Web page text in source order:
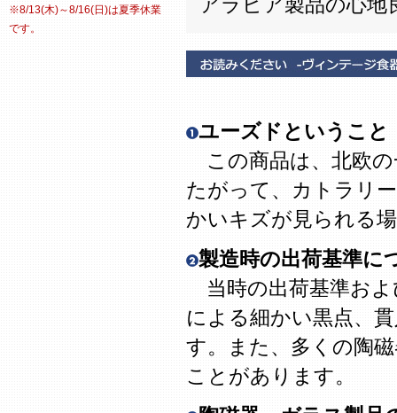
ユーズドということ
この商品は、北欧の
たがって、カトラリ
かいキズが見られる
製造時の出荷基準に
当時の出荷基準およ
による細かい黒点、
す。また、多くの陶
ことがあります。
※8/13(木)～8/16(日)は夏季休業
です。